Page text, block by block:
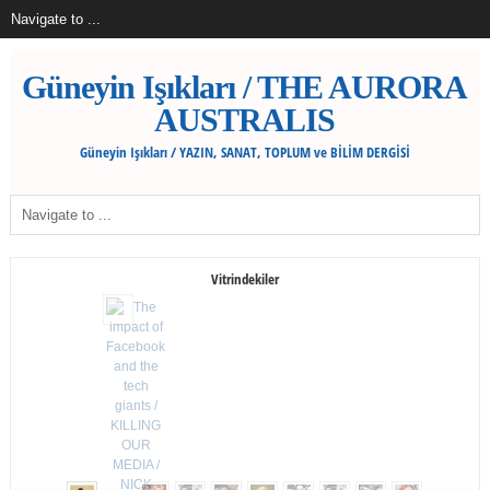
Güneyin Işıkları / THE AURORA
AUSTRALIS
Güneyin Işıkları / YAZIN, SANAT, TOPLUM ve BİLİM DERGİSİ
Vitrindekiler